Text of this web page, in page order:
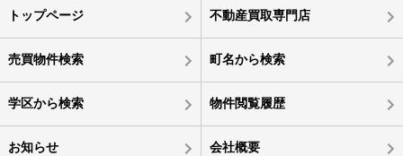
トップページ 不動産買取専門店
売買物件検索 町名から検索
学区から検索 物件閲覧履歴
お知らせ 会社概要